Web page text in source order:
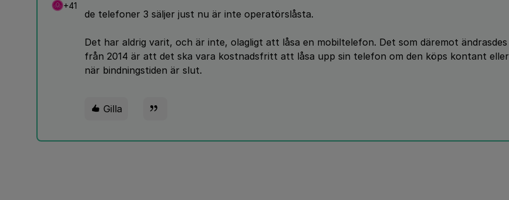
+41
de telefoner 3 säljer just nu är inte operatörslåsta.
Det har aldrig varit, och är inte, olagligt att låsa en mobiltelefon. Det som däremot ändrasdes
från 2014 är att det ska vara kostnadsfritt att låsa upp sin telefon om den köps kontant eller
när bindningstiden är slut.
Gilla